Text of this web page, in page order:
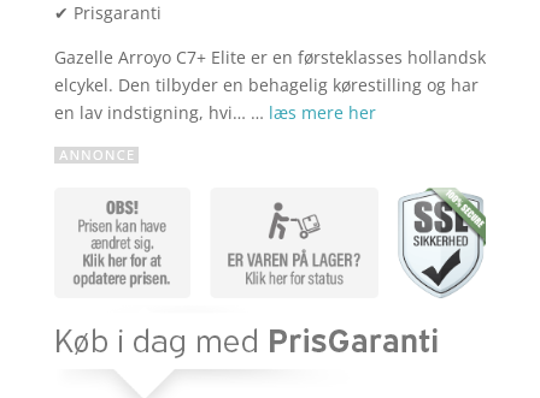
✔ Prisgaranti
Gazelle Arroyo C7+ Elite er en førsteklasses hollandsk
elcykel. Den tilbyder en behagelig kørestilling og har
en lav indstigning, hvi… … læs mere her